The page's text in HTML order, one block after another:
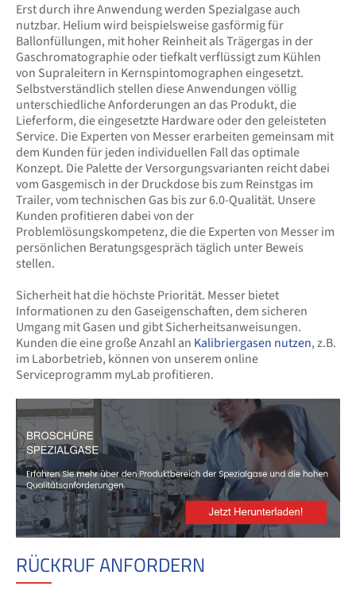
Erst durch ihre Anwendung werden Spezialgase auch
nutzbar. Helium wird beispielsweise gasförmig für
Ballonfüllungen, mit hoher Reinheit als Trägergas in der
Gaschromatographie oder tiefkalt verflüssigt zum Kühlen
von Supraleitern in Kernspintomographen eingesetzt.
Selbstverständlich stellen diese Anwendungen völlig
unterschiedliche Anforderungen an das Produkt, die
Lieferform, die eingesetzte Hardware oder den geleisteten
Service. Die Experten von Messer erarbeiten gemeinsam mit
dem Kunden für jeden individuellen Fall das optimale
Konzept. Die Palette der Versorgungsvarianten reicht dabei
vom Gasgemisch in der Druckdose bis zum Reinstgas im
Trailer, vom technischen Gas bis zur 6.0-Qualität. Unsere
Kunden profitieren dabei von der
Problemlösungskompetenz, die die Experten von Messer im
persönlichen Beratungsgespräch täglich unter Beweis
stellen.
Sicherheit hat die höchste Priorität. Messer bietet
Informationen zu den Gaseigenschaften, dem sicheren
Umgang mit Gasen und gibt Sicherheitsanweisungen.
Kunden die eine große Anzahl an Kalibriergasen nutzen, z.B.
im Laborbetrieb, können von unserem online
Serviceprogramm myLab profitieren.
RÜCKRUF ANFORDERN